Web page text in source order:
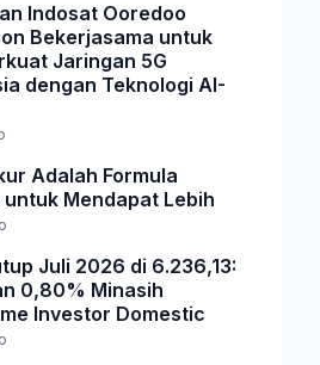
Indosat Ooredoo
Bekerjasama untuk
Jaringan 5G
dengan Teknologi AI-
Adalah Formula
untuk Mendapat Lebih
Juli 2026 di 6.236,13:
0,80% Minasih
Investor Domestic